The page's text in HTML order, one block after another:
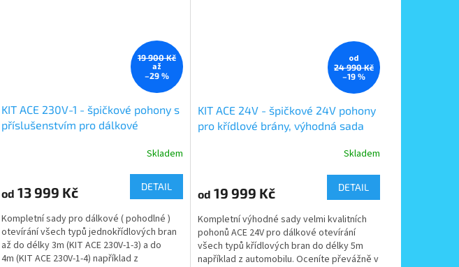
19 900 Kč
až
–29 %
KIT ACE 230V-1 - špičkové pohony s
příslušenstvím pro dálkové
do 4m průjezdové šíře, 2 velikosti
Skladem
od 13 999 Kč DETAIL
Kompletní sady pro dálkové ( pohodlné )
otevírání všech typů jednokřídlových bran
až do délky 3m (KIT ACE 230V-1-3) a do
4m (KIT ACE 230V-1-4) například z
od
24 990 Kč
–19 %
KIT ACE 24V - špičkové 24V pohony
pro křídlové brány, výhodná sada
Skladem
od 19 999 Kč DETAIL
Kompletní výhodné sady velmi kvalitních
pohonů ACE 24V pro dálkové otevírání
všech typů křídlových bran do délky 5m
například z automobilu. Oceníte převážně v